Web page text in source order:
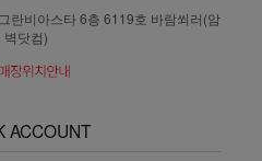
란비아스타 6층 6119호 바람쐬러(암
벽닷컴)
ACCOUNT